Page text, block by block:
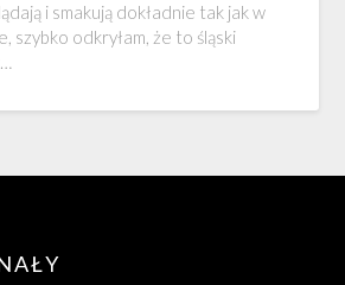
i smakują dokładnie tak jak w
szybko odkryłam, że to śląski